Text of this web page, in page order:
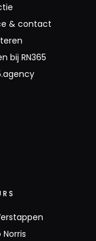
& contact
bij RN365
Norris